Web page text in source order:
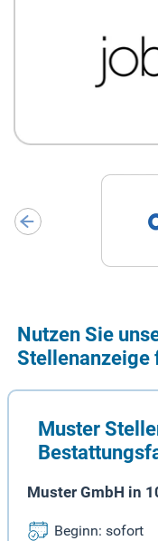
Nutzen Sie
Muster
Muster GmbH in
Beginn: sofort